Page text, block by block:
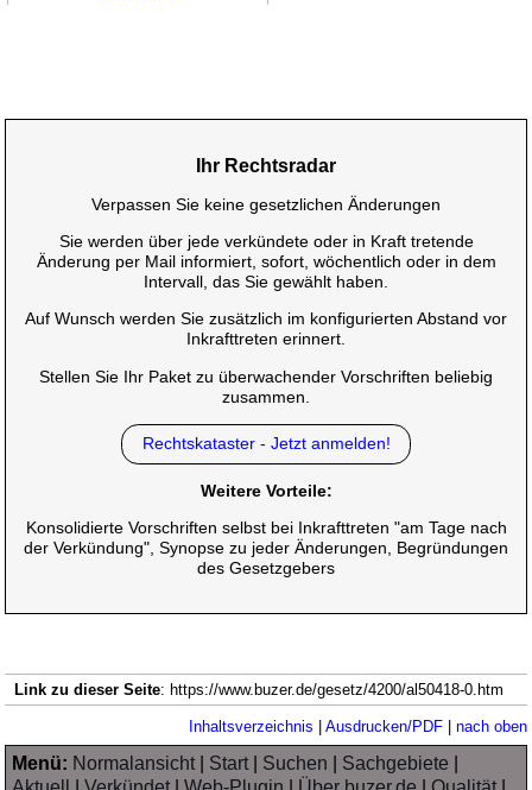
Ihr Rechtsradar
Verpassen Sie keine gesetzlichen Änderungen
Sie werden über jede verkündete oder in Kraft tretende
Änderung per Mail informiert, sofort, wöchentlich oder in dem
Intervall, das Sie gewählt haben.
Auf Wunsch werden Sie zusätzlich im konfigurierten Abstand vor
Inkrafttreten erinnert.
Stellen Sie Ihr Paket zu überwachender Vorschriften beliebig
zusammen.
Rechtskataster - Jetzt anmelden!
Weitere Vorteile:
Konsolidierte Vorschriften selbst bei Inkrafttreten "am Tage nach
der Verkündung", Synopse zu jeder Änderungen, Begründungen
des Gesetzgebers
Link zu dieser Seite: https://www.buzer.de/gesetz/4200/al50418-0.htm
Inhaltsverzeichnis Ausdrucken/PDF| nach oben
Menü: Normalansicht| Start| Suchen Sachgebiete